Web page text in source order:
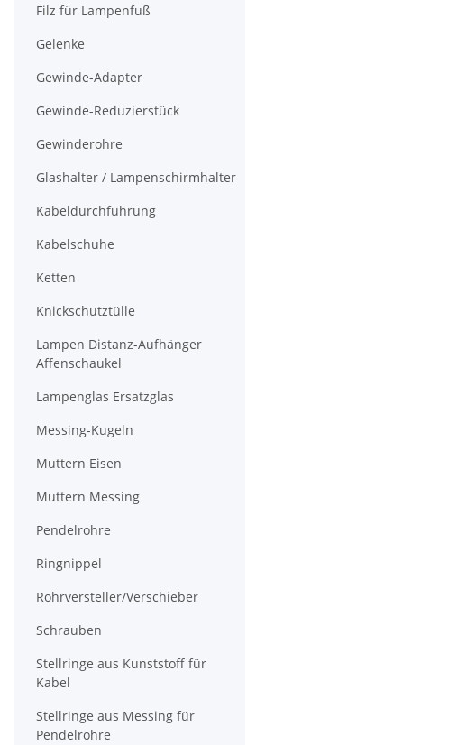
Filz für Lampenfuß
Gelenke
Gewinde-Adapter
Gewinde-Reduzierstück
Gewinderohre
Glashalter / Lampenschirmhalter
Kabeldurchführung
Kabelschuhe
Ketten
Knickschutztülle
Lampen Distanz-Aufhänger
Affenschaukel
Lampenglas Ersatzglas
Messing-Kugeln
Muttern Eisen
Muttern Messing
Pendelrohre
Ringnippel
Rohrversteller/Verschieber
Schrauben
Stellringe aus Kunststoff für
Kabel
Stellringe aus Messing für
Pendelrohre